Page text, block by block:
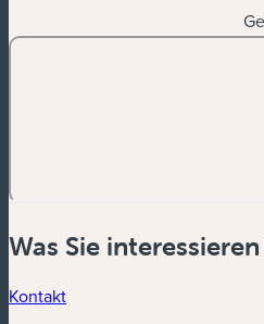
Was Sie
Kontakt